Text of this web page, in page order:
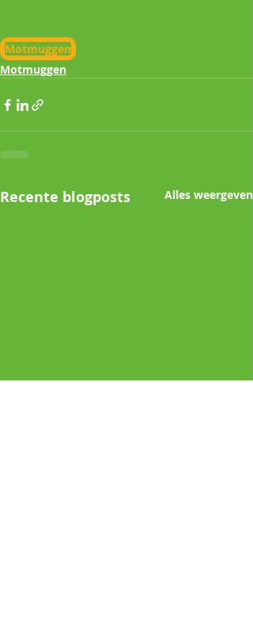
Motmuggen
Motmuggen
Recente blogposts Alles weergeven